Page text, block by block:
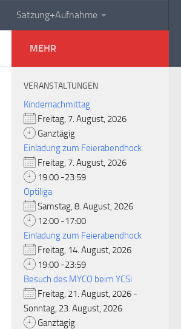
Satzung+Aufnahme
MEHR
VERANSTALTUNGEN
Kindernachmittag
Freitag, 7. August, 2026
Ganztägig
Einladung zum Feierabendhock
Freitag, 7. August, 2026
19:00 -23:59
Optiliga
Samstag, 8. August, 2026
12:00 -17:00
Einladung zum Feierabendhock
Freitag, 14. August, 2026
19:00 -23:59
Besuch des MYCO beim YCSi
Freitag, 21. August, 2026 -
Sonntag, 23. August, 2026
Ganztägig